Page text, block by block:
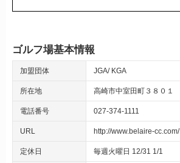
ゴルフ場基本情報
加盟団体 JGA KGA
所在地 高崎市中室田町３８０１
電話番号 027-374-1111
URL http://www.belaire-cc.com/
定休日 毎週火曜日 12/31 1/1